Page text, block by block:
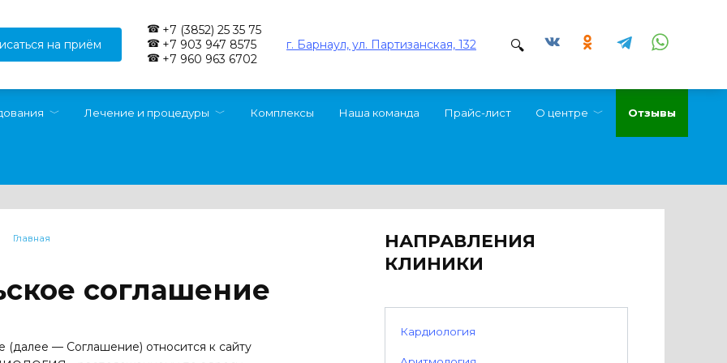
на приём
+7 (3852) 25 35 75
+7 903 947 8575
+7 960 963 6702
г. Барнаул, ул. Партизанская, 132
Лечение и процедуры Комплексы Наша команда Прайс-лист О центре Отзывы
Главная
соглашение
(далее — Соглашение) относится к сайту
НАПРАВЛЕНИЯ
КЛИНИКИ
Кардиология